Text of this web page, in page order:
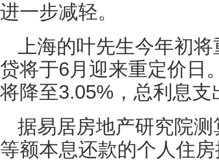
进一步减轻。
上海的叶先生今年初
贷将于6月迎来重定价日
将降至3.05%，总利息支
据易居房地产研究院
等额本息还款的个人住